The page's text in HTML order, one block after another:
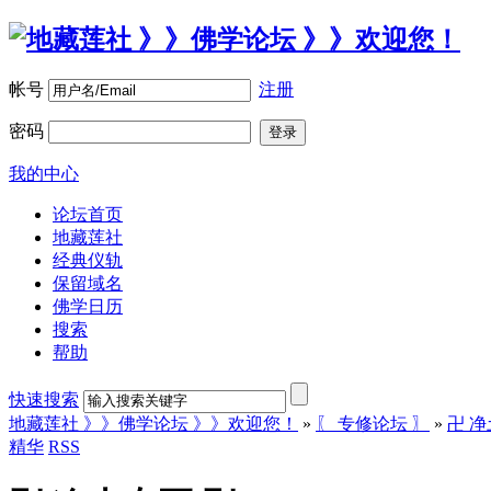
帐号 注册
密码 登录
我的中心
论坛首页
地藏莲社
经典仪轨
保留域名
佛学日历
搜索
帮助
快速搜索
地藏莲社 》》佛学论坛 》》欢迎您！
» 〖 专修论坛 〗 » 卍
精华 RSS